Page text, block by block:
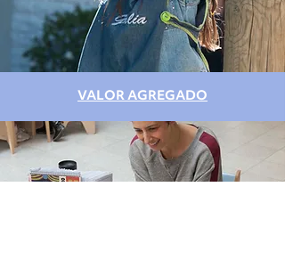
VALOR AGREGADO